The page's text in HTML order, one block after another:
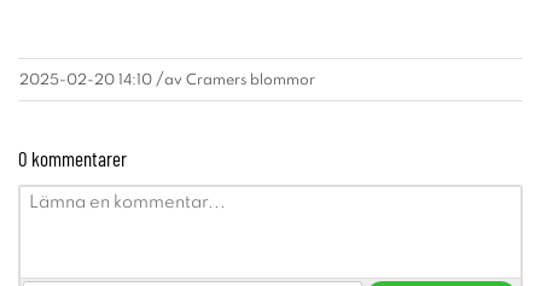
2025-02-20 14:10 /av Cramers blommor
0 kommentarer